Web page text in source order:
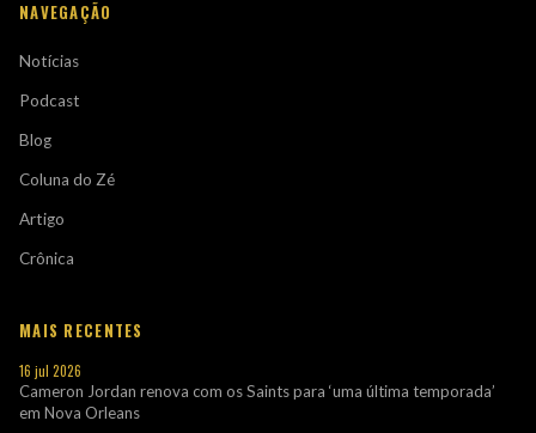
NAVEGAÇÃO
Notícias
Podcast
Blog
Coluna do Zé
Artigo
Crônica
MAIS RECENTES
16 jul 2026
Cameron Jordan renova com os Saints para ‘uma última temporada’
em Nova Orleans